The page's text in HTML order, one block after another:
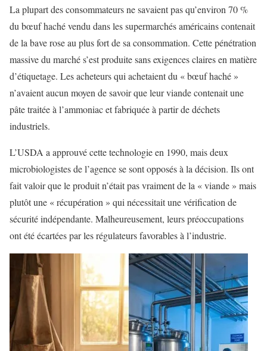
La plupart des consommateurs ne savaient pas qu’environ 70 %
du bœuf haché vendu dans les supermarchés américains contenait
de la bave rose au plus fort de sa consommation. Cette pénétration
massive du marché s’est produite sans exigences claires en matière
d’étiquetage. Les acheteurs qui achetaient du « bœuf haché »
n’avaient aucun moyen de savoir que leur viande contenait une
pâte traitée à l’ammoniac et fabriquée à partir de déchets
industriels.
L’USDA a approuvé cette technologie en 1990, mais deux
microbiologistes de l’agence se sont opposés à la décision. Ils ont
fait valoir que le produit n’était pas vraiment de la « viande » mais
plutôt une « récupération » qui nécessitait une vérification de
sécurité indépendante. Malheureusement, leurs préoccupations
ont été écartées par les régulateurs favorables à l’industrie.